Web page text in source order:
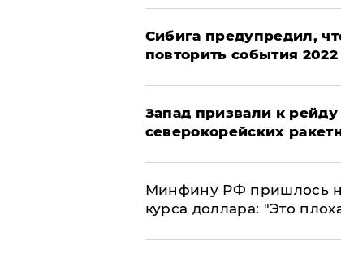
Сибига предупредил,
повторить события 2022
Запад призвали к
северокорейских
Минфину РФ пришлось
курса доллара: "Это